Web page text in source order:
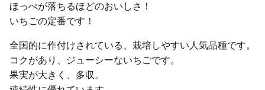
ほっぺが落ちるほどのおいしさ！
いちごの定番です！
全国的に作付けされている、栽培しやすい人気品種です。
コクがあり、ジューシーないちごです。
果実が大きく、多収。